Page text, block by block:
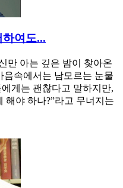
여도...
만 아는 깊은 밤이 찾아온
음속에서는 남모르는 눈물
게는 괜찮다고 말하지만,
해야 하나?”라고 무너지는